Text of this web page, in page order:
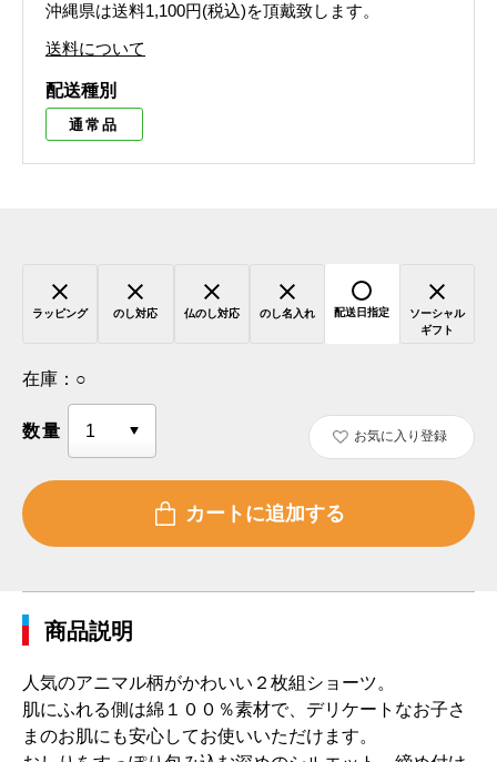
沖縄県は送料1,100円(税込)を頂戴致します。
送料について
配送種別
通常品
ラッピング のし対応 仏のし対応 のし名入れ 配送日指定
ソーシャル
ギフト
在庫： ○
数量 お気に入り登録
商品説明
人気のアニマル柄がかわいい２枚組ショーツ。
肌にふれる側は綿１００％素材で、デリケートなお子さ
まのお肌にも安心してお使いいただけます。